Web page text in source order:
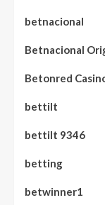
betnacional
Betnacional
Betonred
bettilt
bettilt 9346
betting
betwinner1